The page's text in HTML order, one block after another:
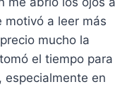
motivó a leer más
mucho la
el tiempo para
especialmente en